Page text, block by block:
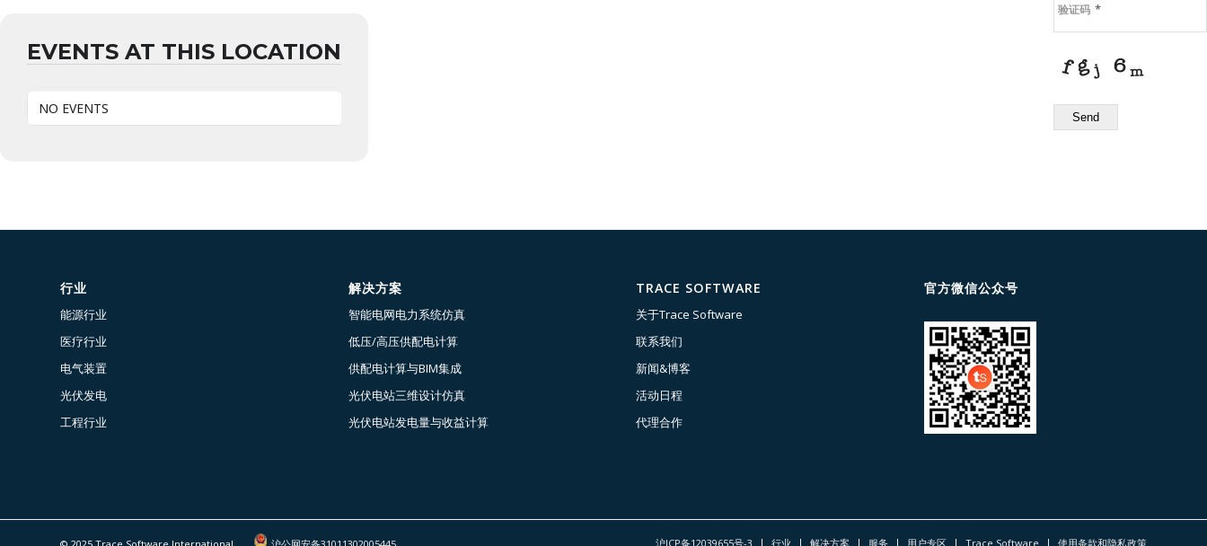
EVENTS AT THIS LOCATION
NO EVENTS
验证码 *
Send
行业
能源行业
医疗行业
电气装置
光伏发电
工程行业
解决方案
智能电网电力系统仿真
低压/高压供配电计算
供配电计算与BIM集成
光伏电站三维设计仿真
光伏电站发电量与收益计算
TRACE SOFTWARE
关于Trace Software
联系我们
新闻&博客
活动日程
代理合作
官方微信公众号
沪ICP备12039655号-3 行业 解决方案 服务 用户专区 Trace Software 使用条款和隐私政策